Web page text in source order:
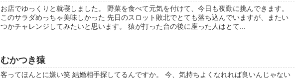
お店でゆっくりと就寝しました。 野菜を食べて元気を付けて、今日も夜勤に挑んできます。
このサラダめっちゃ美味しかった 先日のスロット敗北でとても落ち込んでいますが、またい
つかチャレンジしてみたいと思います。 猿が打った台の後に座った人はとて...
むかつき猿
客ってほんとに嫌い笑 結婚相手探してるんですか。 今、気持ちよくなれれば良いんじゃない